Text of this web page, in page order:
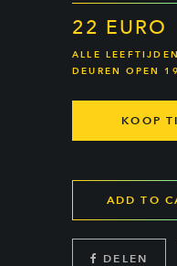
22 EURO
ALLE LEEFTIJDEN
DEUREN OPEN
KOOP
ADD TO
DELEN